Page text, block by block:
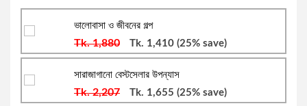
ফ্রিল্যান্সিং ও আউটসোর্সিং
ডায়েরি ও চিঠিপত্র সংকলন
ভালোবাসা ও জীবনের গল্প
Tk. 1,880 Tk. 1,410 (25% save)
সারাজাগানো বেস্টসেলার উপন্যাস
Tk. 2,207 Tk. 1,655 (25% save)